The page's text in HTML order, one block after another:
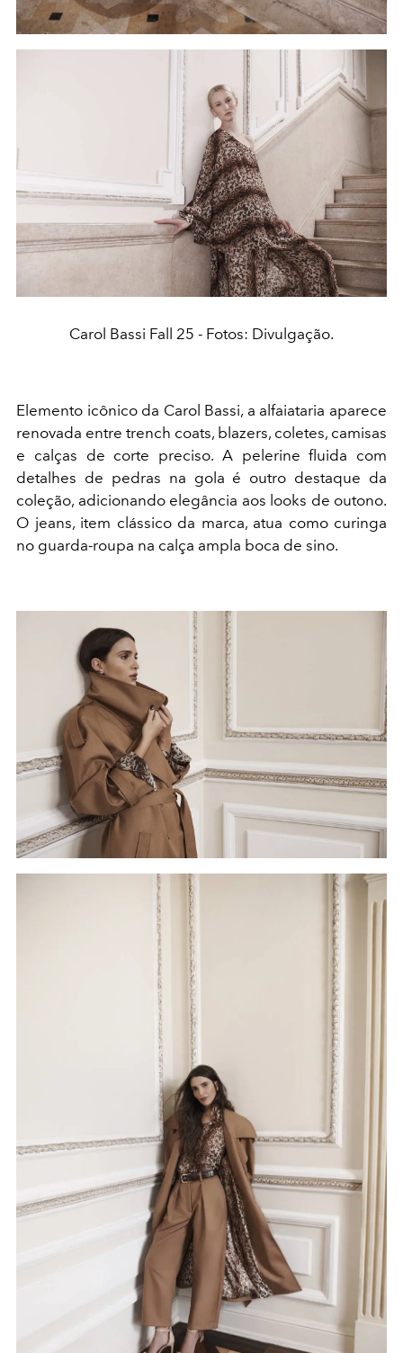
Carol Bassi Fall 25 - Fotos: Divulgação.
Elemento icônico da Carol Bassi, a alfaiataria aparece
renovada entre trench coats, blazers, coletes, camisas
e calças de corte preciso. A pelerine fluida com
detalhes de pedras na gola é outro destaque da
coleção, adicionando elegância aos looks de outono.
O jeans, item clássico da marca, atua como curinga
no guarda-roupa na calça ampla boca de sino.